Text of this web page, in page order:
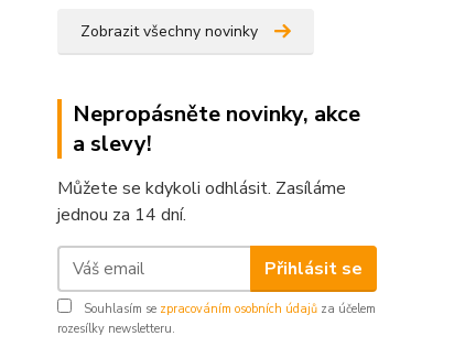
Zobrazit všechny novinky
Nepropásněte novinky, akce
a slevy!
Můžete se kdykoli odhlásit. Zasíláme
jednou za 14 dní.
Přihlásit se
Souhlasím se zpracováním osobních údajů za účelem
rozesílky newsletteru.